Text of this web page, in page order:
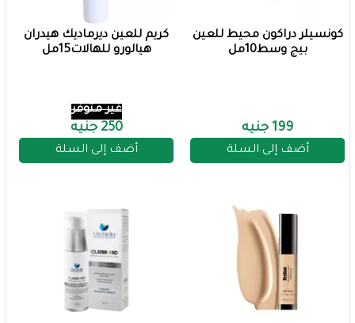
كونسيلر دراكون محيط للعين
بيج وسط10مل
199 جنيه
أضف إلى السلة
كريم للعين ديرماديك هيدران
هيالورو للهالات15مل
غير متوفر
250 جنيه
أضف إلى السلة